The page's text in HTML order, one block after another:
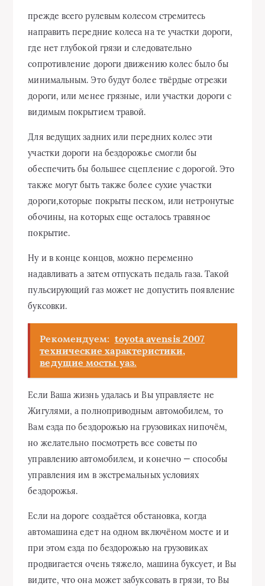
прежде всего рулевым колесом стремитесь
направить передние колеса на те участки дороги,
где нет глубокой грязи и следовательно
сопротивление дороги движению колес было бы
минимальным. Это будут более твёрдые отрезки
дороги, или менее грязные, или участки дороги с
видимым покрытием травой.
Для ведущих задних или передних колес эти
участки дороги на бездорожье смогли бы
обеспечить бы большее сцепление с дорогой. Это
также могут быть также более сухие участки
дороги,которые покрыты песком, или нетронутые
обочины, на которых еще осталось травяное
покрытие.
Ну и в конце концов, можно переменно
надавливать а затем отпускать педаль газа. Такой
пульсирующий газ может не допустить появление
буксовки.
Рекомендуем: toyota avensis 2007
технические характеристики,
ведущие мосты уаз.
Если Ваша жизнь удалась и Вы управляете не
Жигулями, а полноприводным автомобилем, то
Вам езда по бездорожью на грузовиках нипочём,
но желательно посмотреть все советы по
управлению автомобилем, и конечно — способы
управления им в экстремальных условиях
бездорожья.
Если на дороге создаётся обстановка, когда
автомашина едет на одном включёном мосте и и
при этом езда по бездорожью на грузовиках
продвигается очень тяжело, машина буксует, и Вы
видите, что она может забуксовать в грязи, то Вы